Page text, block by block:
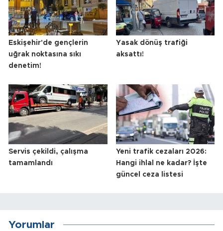
Eskişehir'de gençlerin
uğrak noktasına sıkı
denetim!
Yasak dönüş trafiği
aksattı!
Servis çekildi, çalışma
tamamlandı
Yeni trafik cezaları 2026:
Hangi ihlal ne kadar? İşte
güncel ceza listesi
Yorumlar